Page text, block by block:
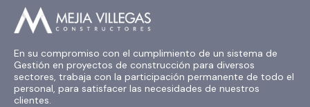
En su compromiso con el cumplimiento de un sistema de
Gestión en proyectos de construcción para diversos
sectores, trabaja con la participación permanente de todo el
personal, para satisfacer las necesidades de nuestros
clientes.